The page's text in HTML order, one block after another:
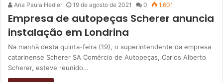
Ana Paula Hedler 19 de agosto de 2021 0 1.601
Empresa de autopeças Scherer anuncia
instalação em Londrina
Na manhã desta quinta-feira (19), o superintendente da empresa
catarinense Scherer SA Comércio de Autopeças, Carlos Alberto
Scherer, esteve reunido…